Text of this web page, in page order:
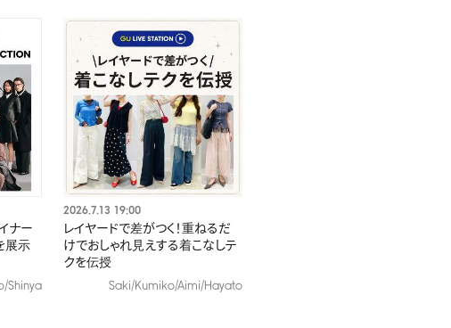
ナー
展示
Shinya
2026.7.13 19:00
レイヤードで差がつく！重ねるだ
けでおしゃれ見えする着こなしテ
クを伝授​
Saki/Kumiko/Aimi/Hayato